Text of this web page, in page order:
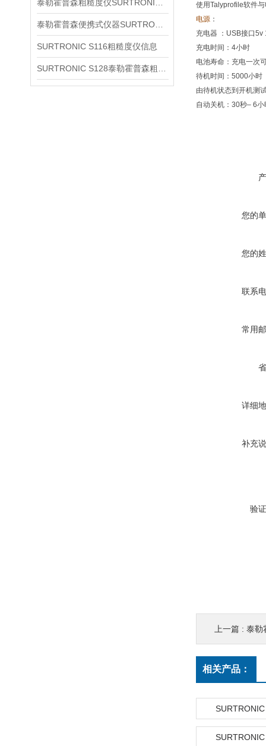
SURTRONIC S116粗糙度仪信息
使用Talyprofile软件
电源 ：
充电器 ：USB接口5v
充电时间：4小时
电池寿命：充电一次
待机时间：5000小时
由待机状态到开机测
自动关机：30秒– 6
您的
您的
联系
常用
详细
补充
验
上一篇 : 泰勒
相关产品：